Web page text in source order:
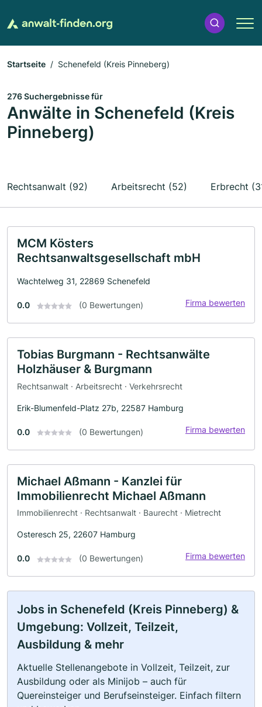
Startseite Schenefeld (Kreis Pinneberg)
276 Suchergebnisse für
Anwälte in Schenefeld (Kreis
Pinneberg)
Rechtsanwalt (92) Arbeitsrecht (52) Erbrecht
MCM Kösters
Rechtsanwaltsgesellschaft mbH
Wachtelweg 31, 22869 Schenefeld
0.0 (0 Bewertungen) Firma bewerten
Tobias Burgmann - Rechtsanwälte
Holzhäuser & Burgmann
Rechtsanwalt · Arbeitsrecht · Verkehrsrecht
Erik-Blumenfeld-Platz 27b, 22587 Hamburg
0.0 (0 Bewertungen) Firma bewerten
Michael Aßmann - Kanzlei für
Immobilienrecht Michael Aßmann
Immobilienrecht · Rechtsanwalt · Baurecht · Mietrecht
Osteresch 25, 22607 Hamburg
0.0 (0 Bewertungen) Firma bewerten
Jobs in Schenefeld (Kreis Pinneberg) &
Umgebung: Vollzeit, Teilzeit,
Ausbildung & mehr
Aktuelle Stellenangebote in Vollzeit, Teilzeit, zur
Ausbildung oder als Minijob – auch für
Quereinsteiger und Berufseinsteiger. Einfach filtern